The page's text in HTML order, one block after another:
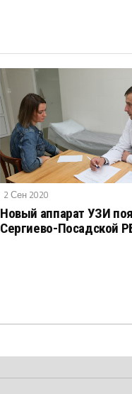
2 Сен 2020
Новый аппарат УЗИ
Сергиево-Посадской